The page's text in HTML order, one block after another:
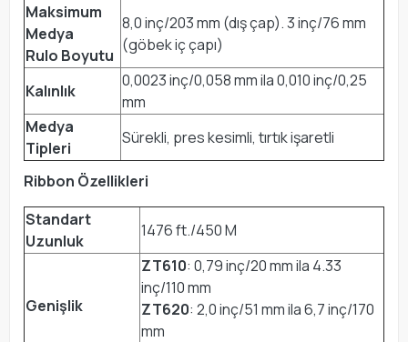
Maksimum
Medya
Rulo Boyutu
8,0 inç/203 mm (dış çap). 3 inç/76 mm
(göbek iç çapı)
Kalınlık
0,0023 inç/0,058 mm ila 0,010 inç/0,25
mm
Medya
Tipleri
Sürekli, pres kesimli, tırtık işaretli
Ribbon Özellikleri
Standart
Uzunluk
1476 ft./450 M
Genişlik
ZT610: 0,79 inç/20 mm ila 4.33
inç/110 mm
ZT620: 2,0 inç/51 mm ila 6,7 inç/170
mm